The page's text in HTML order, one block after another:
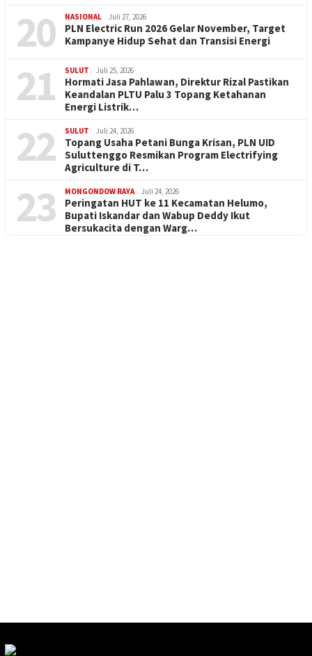
20 NASIONAL Juli 27, 2026
PLN Electric Run 2026 Gelar November, Target
Kampanye Hidup Sehat dan Transisi Energi
21 SULUT Juli 25, 2026
Hormati Jasa Pahlawan, Direktur Rizal Pastikan
Keandalan PLTU Palu 3 Topang Ketahanan
Energi Listrik…
22 SULUT Juli 24, 2026
Topang Usaha Petani Bunga Krisan, PLN UID
Suluttenggo Resmikan Program Electrifying
Agriculture di T…
23 MONGONDOW RAYA Juli 24, 2026
Peringatan HUT ke 11 Kecamatan Helumo,
Bupati Iskandar dan Wabup Deddy Ikut
Bersukacita dengan Warg…